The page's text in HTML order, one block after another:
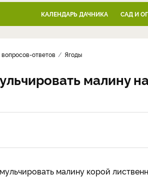
КАЛЕНДАРЬ ДАЧНИКА САД И
ответов Ягоды
малину
малину корой